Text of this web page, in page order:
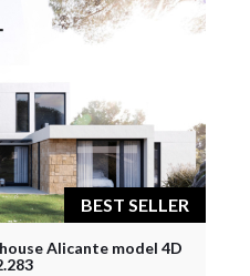
BEST SELLER
Alicante model 4D